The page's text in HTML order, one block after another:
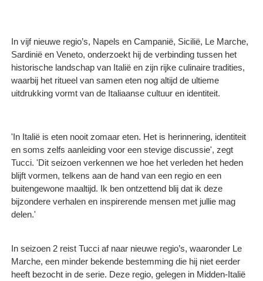
In vijf nieuwe regio’s, Napels en Campanië, Sicilië, Le Marche,
Sardinië en Veneto, onderzoekt hij de verbinding tussen het
historische landschap van Italië en zijn rijke culinaire tradities,
waarbij het ritueel van samen eten nog altijd de ultieme
uitdrukking vormt van de Italiaanse cultuur en identiteit.
'In Italië is eten nooit zomaar eten. Het is herinnering, identiteit
en soms zelfs aanleiding voor een stevige discussie', zegt
Tucci. 'Dit seizoen verkennen we hoe het verleden het heden
blijft vormen, telkens aan de hand van een regio en een
buitengewone maaltijd. Ik ben ontzettend blij dat ik deze
bijzondere verhalen en inspirerende mensen met jullie mag
delen.'
In seizoen 2 reist Tucci af naar nieuwe regio’s, waaronder Le
Marche, een minder bekende bestemming die hij niet eerder
heeft bezocht in de serie. Deze regio, gelegen in Midden-Italië